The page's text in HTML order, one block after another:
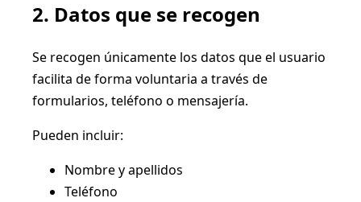
2. Datos que se recogen
Se recogen únicamente los datos que el usuario
facilita de forma voluntaria a través de
formularios, teléfono o mensajería.
Pueden incluir:
Nombre y apellidos
Teléfono